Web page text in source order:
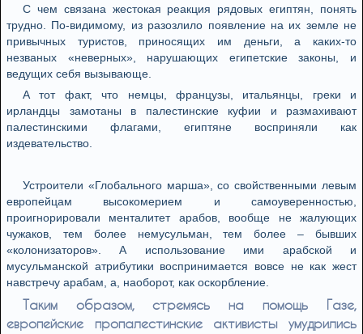
С чем связана жестокая реакция рядовых египтян, понять
трудно. По-видимому, из разозлило появление на их земле не
привычных туристов, приносящих им деньги, а каких-то
незваных «неверных», нарушающих египетские законы, и
ведущих себя вызывающе.
А тот факт, что немцы, французы, итальянцы, греки и
ирландцы замотаны в палестинские куфии и размахивают
палестинскими флагами, египтяне восприняли как
издевательство.
Устроители «Глобального марша», со свойственными левым
европейцам высокомерием и самоуверенностью,
проигнорировали менталитет арабов, вообще не жалующих
чужаков, тем более немусульман, тем более – бывших
«колонизаторов». А использование ими арабской и
мусульманской атрибутики воспринимается вовсе не как жест
навстречу арабам, а, наоборот, как оскорбление.
Таким образом, стремясь на помощь Газе,
европейские пропалестинские активисты умудрились